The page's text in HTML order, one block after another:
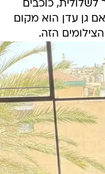
לשלולית, כוכבים
גן עדן הוא מקום
הזה.